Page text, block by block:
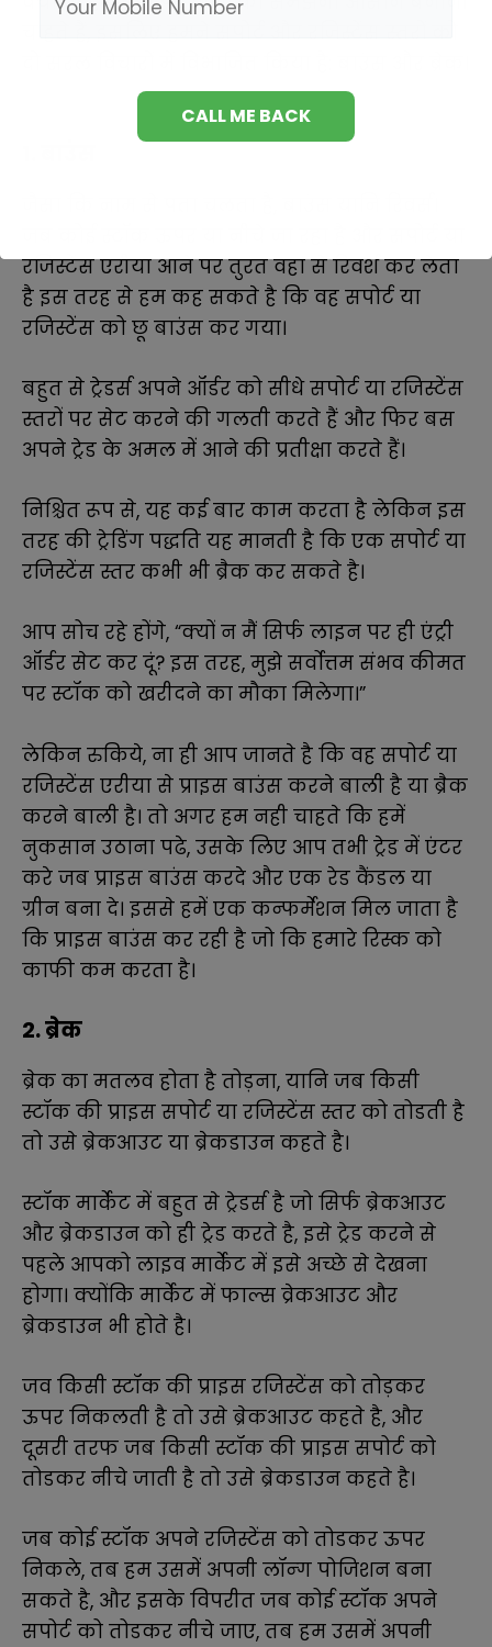
रजिस्टेंस एरीया आने पर तुरंत वहां से रिवर्श कर लेता
है इस तरह से हम कह सकते है कि वह सपोर्ट या
रजिस्टेंस को छू बाउंस कर गया।
बहुत से ट्रेडर्स अपने ऑर्डर को सीधे सपोर्ट या रजिस्टेंस
स्तरों पर सेट करने की गलती करते हैं और फिर बस
अपने ट्रेड के अमल में आने की प्रतीक्षा करते हैं।
निश्चित रूप से, यह कई बार काम करता है लेकिन इस
तरह की ट्रेडिंग पद्धति यह मानती है कि एक सपोर्ट या
रजिस्टेंस स्तर कभी भी ब्रैक कर सकते है।
आप सोच रहे होंगे, “क्यों न मैं सिर्फ लाइन पर ही एंट्री
ऑर्डर सेट कर दूं? इस तरह, मुझे सर्वोत्तम संभव कीमत
पर स्टॉक को खरीदने का मौका मिलेगा।”
लेकिन रुकिये, ना ही आप जानते है कि वह सपोर्ट या
रजिस्टेंस एरीया से प्राइस बाउंस करने बाली है या ब्रैक
करने बाली है। तो अगर हम नही चाहते कि हमें
नुकसान उठाना पढे, उसके लिए आप तभी ट्रेड में एंटर
करे जब प्राइस बाउंस करदे और एक रेड कैंडल या
ग्रीन बना दे। इससे हमें एक कन्फर्मेशन मिल जाता है
कि प्राइस बाउंस कर रही है जो कि हमारे रिस्क को
काफी कम करता है।
2. ब्रेक
ब्रेक का मतलव होता है तोड़ना, यानि जब किसी
स्टॉक की प्राइस सपोर्ट या रजिस्टेंस स्तर को तोडती है
तो उसे ब्रेकआउट या ब्रेकडाउन कहते है।
स्टॉक मार्केट में बहुत से ट्रेडर्स है जो सिर्फ ब्रेकआउट
और ब्रेकडाउन को ही ट्रेड करते है, इसे ट्रेड करने से
पहले आपको लाइव मार्केट में इसे अच्छे से देखना
होगा। क्योंकि मार्केट में फाल्स व्रेकआउट और
ब्रेकडाउन भी होते है।
जव किसी स्टॉक की प्राइस रजिस्टेंस को तोड़कर
ऊपर निकलती है तो उसे ब्रेकआउट कहते है, और
दूसरी तरफ जब किसी स्टॉक की प्राइस सपोर्ट को
तोडकर नीचे जाती है तो उसे ब्रेकडाउन कहते है।
जब कोई स्टॉक अपने रजिस्टेंस को तोडकर ऊपर
निकले, तब हम उसमें अपनी लॉन्ग पोजिशन बना
सकते है, और इसके विपरीत जब कोई स्टॉक अपने
सपोर्ट को तोडकर नीचे जाए, तब हम उसमें अपनी